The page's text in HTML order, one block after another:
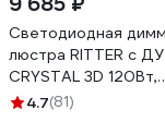
Светодиодная
люстра RITTER с ДУ
CRYSTAL 3D 120Вт,
3000К+6000K/
4.7(81)